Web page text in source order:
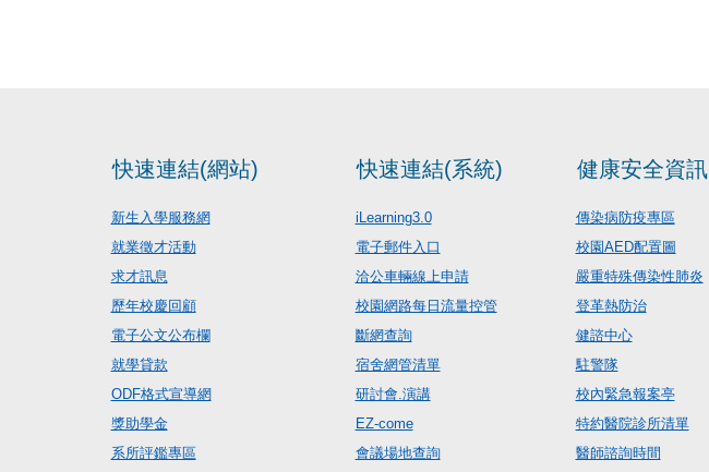
快速連結(網站)
新生入學服務網
就業徵才活動
求才訊息
歷年校慶回顧
電子公文公布欄
就學貸款
ODF格式宣導網
獎助學金
系所評鑑專區
快速連結(系統)
iLearning3.0
電子郵件入口
洽公車輛線上申請
校園網路每日流量控管
斷網查詢
宿舍網管清單
研討會.演講
EZ-come
會議場地查詢
健康安全資訊
傳染病防疫專區
校園AED配置圖
嚴重特殊傳染性肺炎
登革熱防治
健諮中心
駐警隊
校內緊急報案亭
特約醫院診所清單
醫師諮詢時間